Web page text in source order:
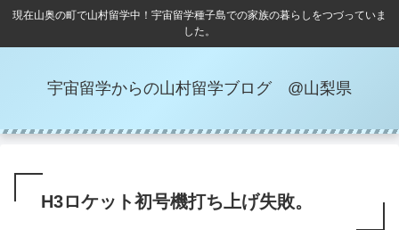
現在山奥の町で山村留学中！宇宙留学種子島での家族の暮らしをつづっていま
した。
宇宙留学からの山村留学ブログ @山梨県
H3ロケット初号機打ち上げ失敗。